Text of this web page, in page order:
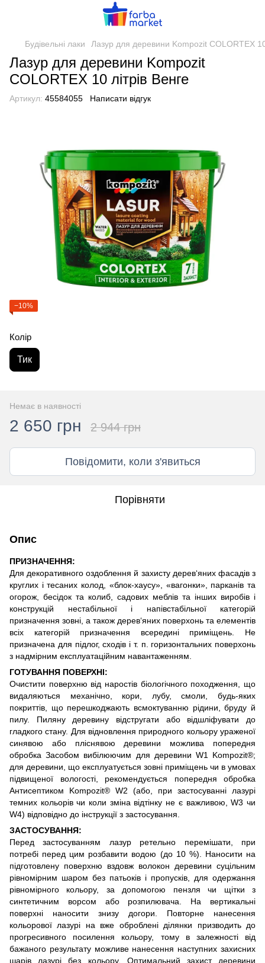
Будівельні лаки Лазур для деревини Kompozit COLORTEX 10
Лазур для деревини Kompozit
COLORTEX 10 літрів Венге
Артикул: 45584055 Написати відгук
−10%
Колір
Тик
Немає в наявності
2 650 грн 2 944 грн
Повідомити, коли з'явиться
Порівняти
Опис
ПРИЗНАЧЕННЯ:
Для декоративного оздоблення й захисту дерев‘яних фасадів з
круглих і тесаних колод, «блок-хаусу», «вагонки», парканів та
огорож, бесідок та колиб, садових меблів та інших виробів і
конструкцій нестабільної і напівстабільної категорій
призначення зовні, а також дерев‘яних поверхонь та елементів
всіх категорій призначення всередині приміщень. Не
призначена для підлог, сходів і т. п. горизонтальних поверхонь
з надмірним експлуатаційним навантаженням.
ГОТУВАННЯ ПОВЕРХНІ:
Очистити поверхню від наростів біологічного походження, що
видаляються механічно, кори, лубу, смоли, будь-яких
покриттів, що перешкоджають всмоктуванню рідини, бруду й
пилу. Пиляну деревину відстругати або відшліфувати до
гладкого стану. Для відновлення природного кольору ураженої
синявою або пліснявою деревини можлива попередня
обробка Засобом вибілюючим для деревини W1 Kompozit®;
для деревини, що експлуатується зовні приміщень чи в умовах
підвищеної вологості, рекомендується попередня обробка
Антисептиком Kompozit® W2 (або, при застосуванні лазурі
темних кольорів чи коли зміна відтінку не є важливою, W3 чи
W4) відповідно до інструкції з застосування.
ЗАСТОСУВАННЯ:
Перед застосуванням лазур ретельно перемішати, при
потребі перед цим розбавити водою (до 10 %). Наносити на
підготовлену поверхню вздовж волокон деревини суцільним
рівномірним шаром без патьоків і пропусків, для одержання
рівномірного кольору, за допомогою пензля чи щітки з
синтетичним ворсом або розпилювача. На вертикальні
поверхні наносити знизу догори. Повторне нанесення
кольорової лазурі на вже оброблені ділянки призводить до
прогресивного посилення кольору, тому в залежності від
бажаного результату можливе нанесення наступних захисних
шарів лазурі без кольору. Оптимальний захист деревини